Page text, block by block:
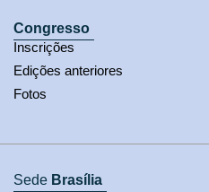
Congresso
Inscrições
Edições anteriores
Fotos
Sede Brasília